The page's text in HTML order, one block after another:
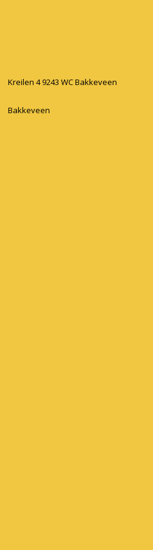
Kreilen 4 9243 WC Bakkeveen
Bakkeveen